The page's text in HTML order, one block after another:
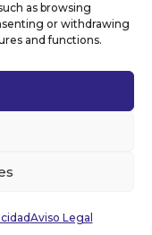
as browsing
or withdrawing
and functions.
Aviso Legal
/ Cookies